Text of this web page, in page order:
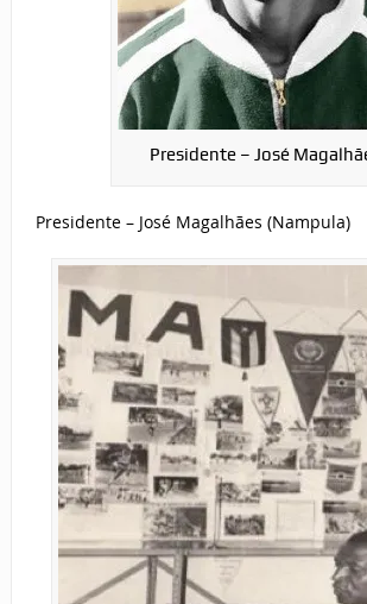
Presidente – José
Presidente – José Magalhães (Nampula)